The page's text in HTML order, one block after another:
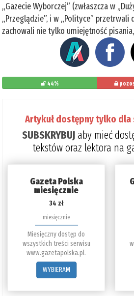
„Gazecie Wyborczej” (zwłaszcza w
„Przeglądzie”, i w „Polityce” przetrwali
zachowali nie tylko umiejętność
44%
Artykuł dostępny tylko
SUBSKRYBUJaby mieć
tekstów oraz lektora na
Gazeta Polska
miesięcznie
34 zł
miesięcznie
Miesięczny dostęp do
wszystkich treści serwisu
www.gazetapolska.pl.
WYBIERAM